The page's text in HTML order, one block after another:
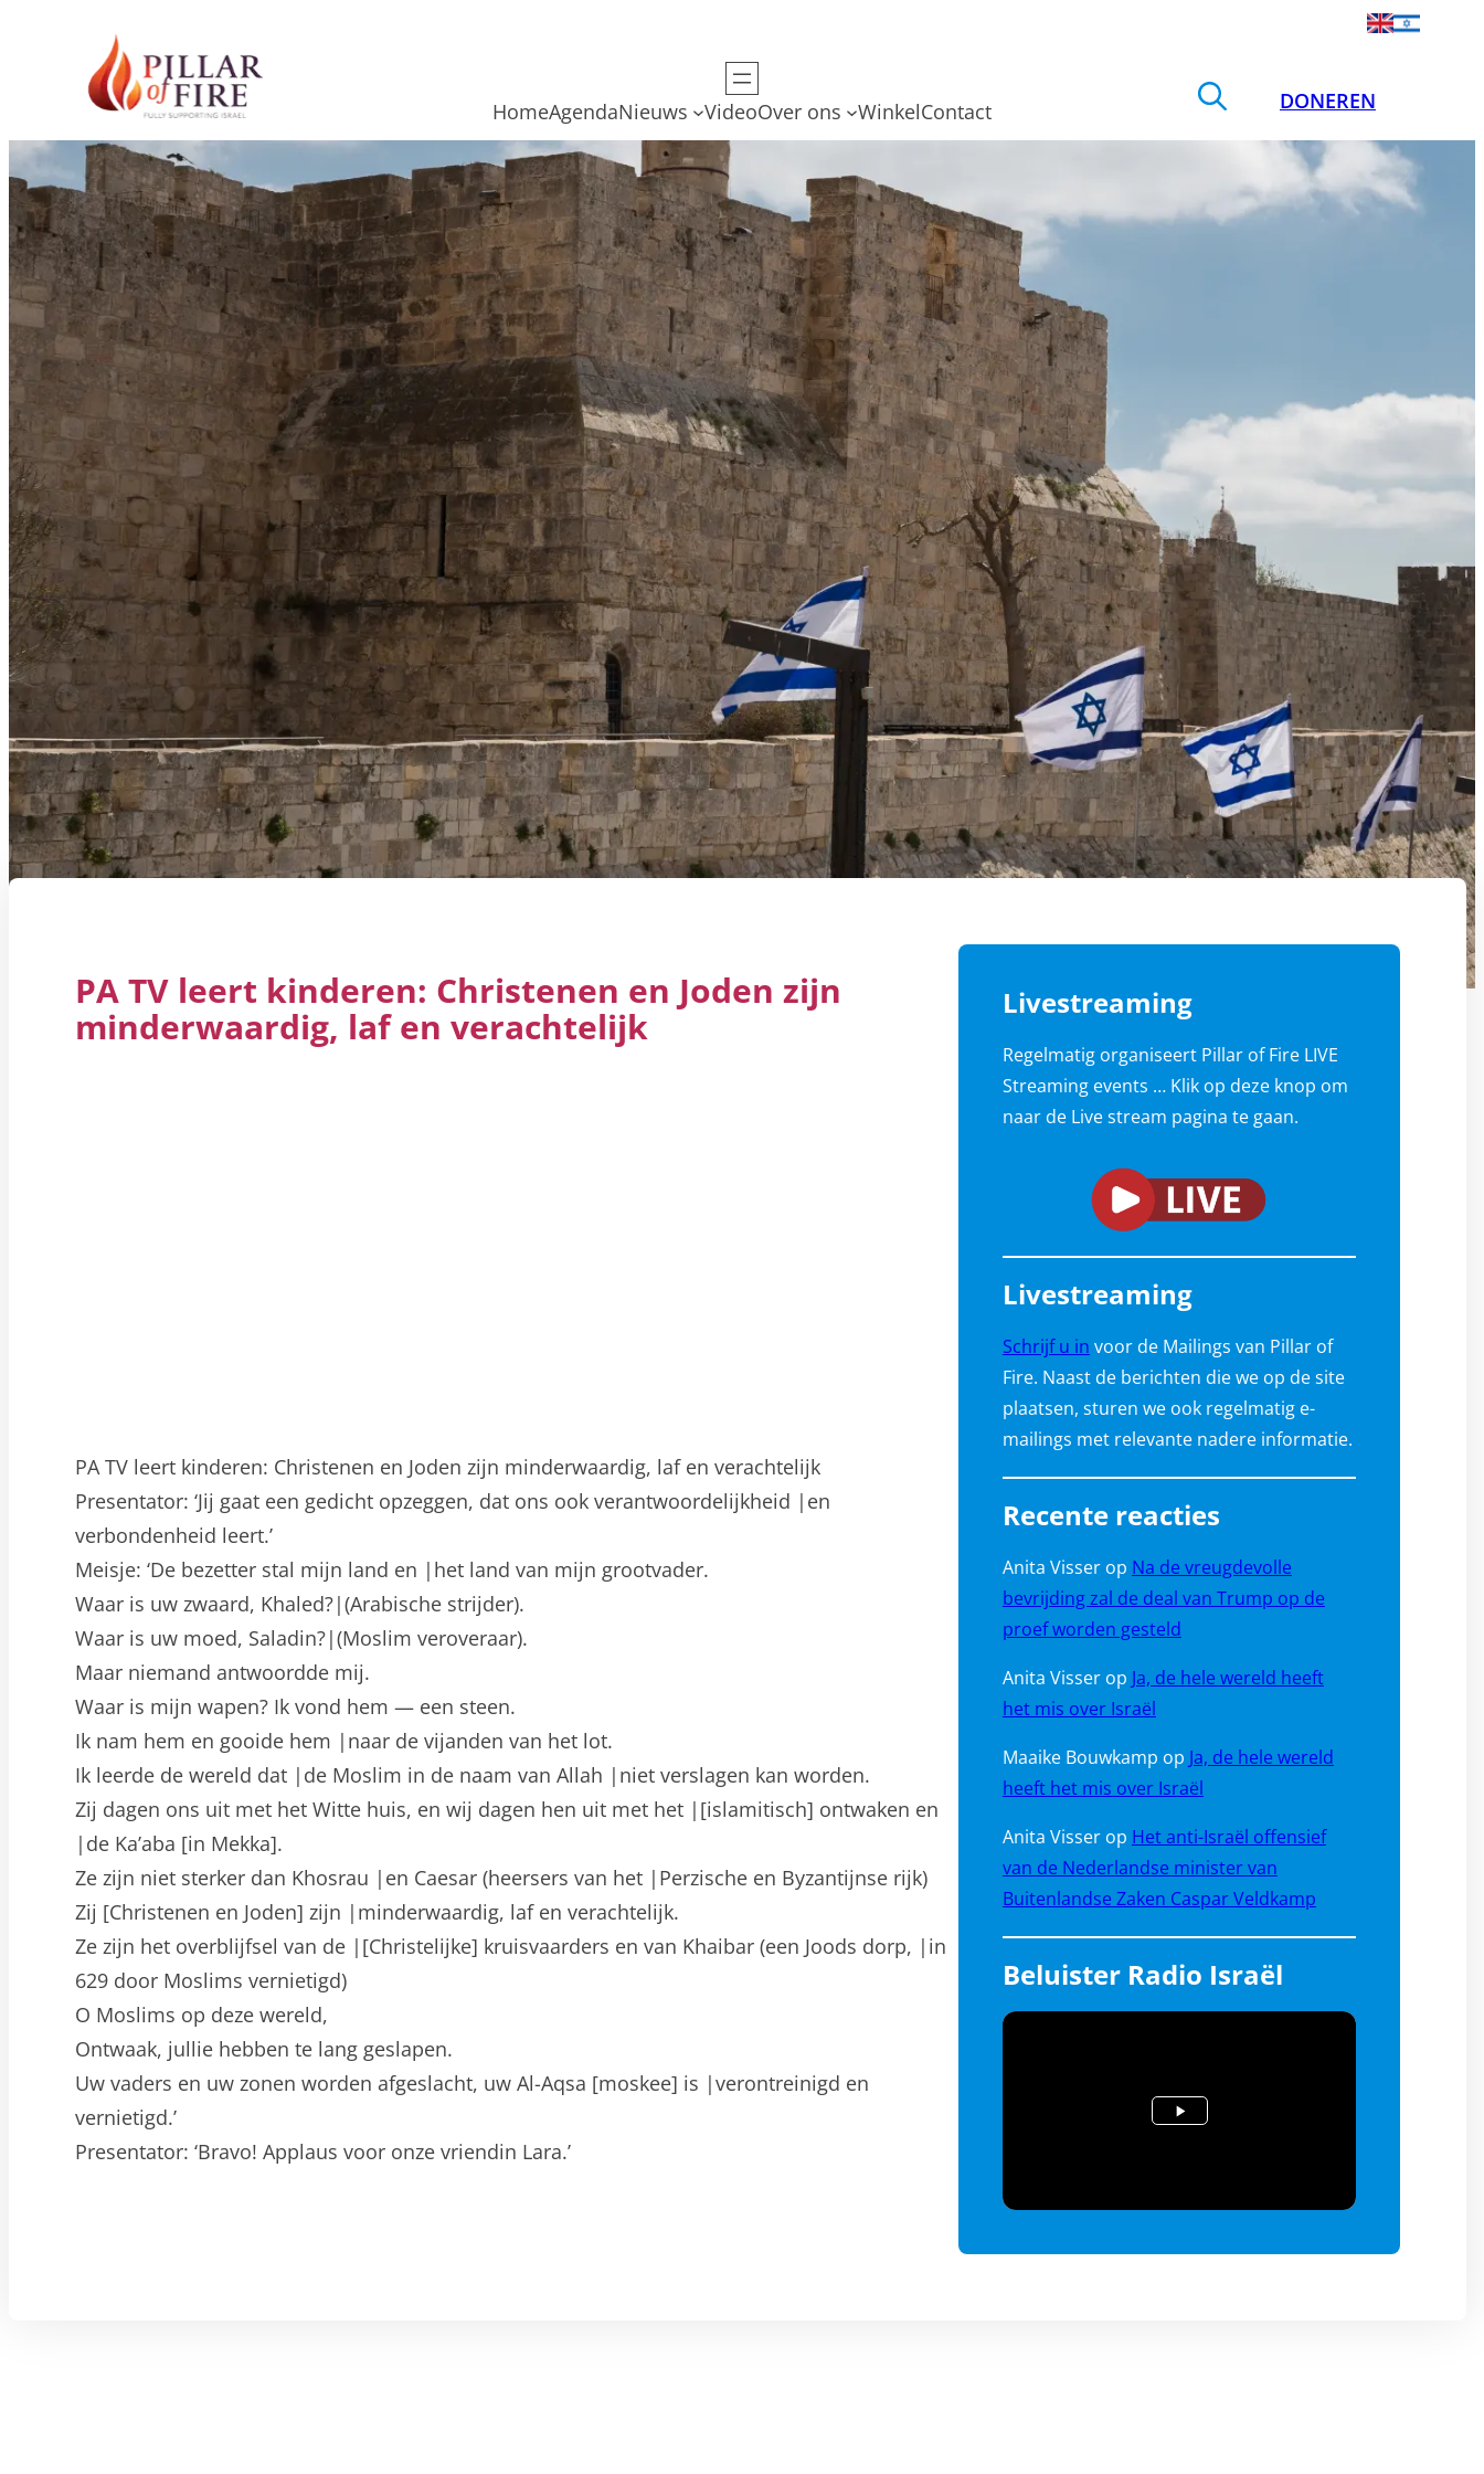
HomeAgendaNieuws VideoOver ons WinkelContact DONEREN
PA TV leert kinderen: Christenen en Joden zijn
minderwaardig, laf en verachtelijk
PA TV leert kinderen: Christenen en Joden zijn minderwaardig, laf en verachtelijk
Presentator: ‘Jij gaat een gedicht opzeggen, dat ons ook verantwoordelijkheid |en
verbondenheid leert.’
Meisje: ‘De bezetter stal mijn land en |het land van mijn grootvader.
Waar is uw zwaard, Khaled?|(Arabische strijder).
Waar is uw moed, Saladin?|(Moslim veroveraar).
Maar niemand antwoordde mij.
Waar is mijn wapen? Ik vond hem — een steen.
Ik nam hem en gooide hem |naar de vijanden van het lot.
Ik leerde de wereld dat |de Moslim in de naam van Allah |niet verslagen kan worden.
Zij dagen ons uit met het Witte huis, en wij dagen hen uit met het |[islamitisch] ontwaken en
|de Ka’aba [in Mekka].
Ze zijn niet sterker dan Khosrau |en Caesar (heersers van het |Perzische en Byzantijnse rijk)
Zij [Christenen en Joden] zijn |minderwaardig, laf en verachtelijk.
Ze zijn het overblijfsel van de |[Christelijke] kruisvaarders en van Khaibar (een Joods dorp, |in
629 door Moslims vernietigd)
O Moslims op deze wereld,
Ontwaak, jullie hebben te lang geslapen.
Uw vaders en uw zonen worden afgeslacht, uw Al-Aqsa [moskee] is |verontreinigd en
vernietigd.’
Presentator: ‘Bravo! Applaus voor onze vriendin Lara.’
Livestreaming
Regelmatig organiseert Pillar of Fire LIVE
Streaming events … Klik op deze knop om
naar de Live stream pagina te gaan.
Livestreaming
Schrijf u in voor de Mailings van Pillar of
Fire. Naast de berichten die we op de site
plaatsen, sturen we ook regelmatig e-
mailings met relevante nadere informatie.
Recente reacties
Anita Visserop Na de vreugdevolle
bevrijding zal de deal van Trump op de
proef worden gesteld
Anita Visserop Ja, de hele wereld heeft
het mis over Israël
Maaike Bouwkamp op Ja, de hele wereld
heeft het mis over Israël
Anita Visserop Het anti-Israël offensief
van de Nederlandse minister van
Buitenlandse Zaken Caspar Veldkamp
Beluister Radio Israël